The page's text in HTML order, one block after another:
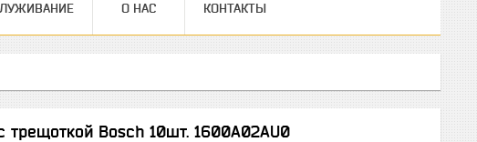
О НАС КОНТАКТЫ
Bosch 10шт. 1600A02AU0